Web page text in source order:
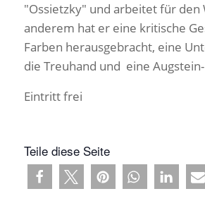
"Ossietzky" und arbeitet für den
anderem hat er eine kritische
Farben herausgebracht, eine
die Treuhand und eine
Eintritt frei
Teile diese Seite